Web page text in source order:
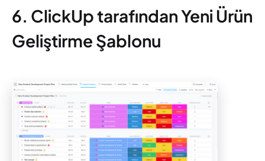
6. ClickUp tarafından Yeni Ürün
Geliştirme Şablonu